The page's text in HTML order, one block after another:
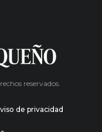
reservados.
de privacidad